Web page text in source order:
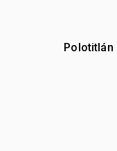
Polotitlán